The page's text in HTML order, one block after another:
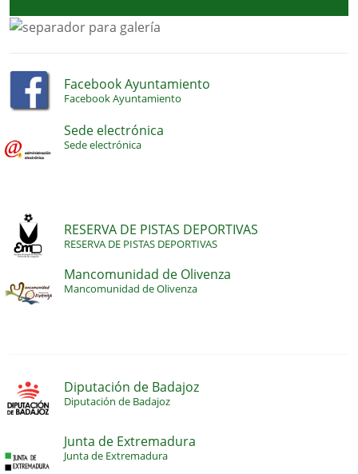
Facebook Ayuntamiento
Facebook Ayuntamiento
Sede electrónica
Sede electrónica
RESERVA DE PISTAS DEPORTIVAS
RESERVA DE PISTAS DEPORTIVAS
Mancomunidad de Olivenza
Mancomunidad de Olivenza
Diputación de Badajoz
Diputación de Badajoz
Junta de Extremadura
Junta de Extremadura